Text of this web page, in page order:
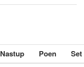
Nastup Poen Set